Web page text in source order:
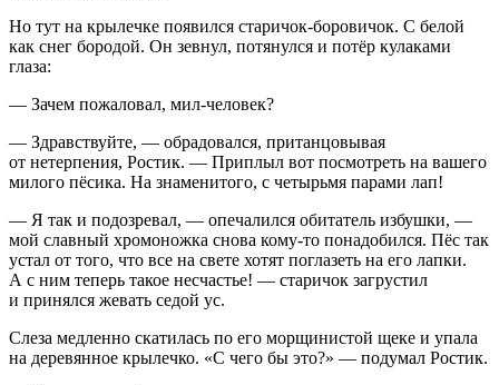
Но тут на крылечке появился старичок-боровичок. С белой
как снег бородой. Он зевнул, потянулся и потёр кулаками
глаза:
— Зачем пожаловал, мил-человек?
— Здравствуйте, — обрадовался, пританцовывая
от нетерпения, Ростик. — Приплыл вот посмотреть на вашего
милого пёсика. На знаменитого, с четырьмя парами лап!
— Я так и подозревал, — опечалился обитатель избушки, —
мой славный хромоножка снова кому-то понадобился. Пёс так
устал от того, что все на свете хотят поглазеть на его лапки.
А с ним теперь такое несчастье! — старичок загрустил
и принялся жевать седой ус.
Слеза медленно скатилась по его морщинистой щеке и упала
на деревянное крылечко. «С чего бы это?» — подумал Ростик.